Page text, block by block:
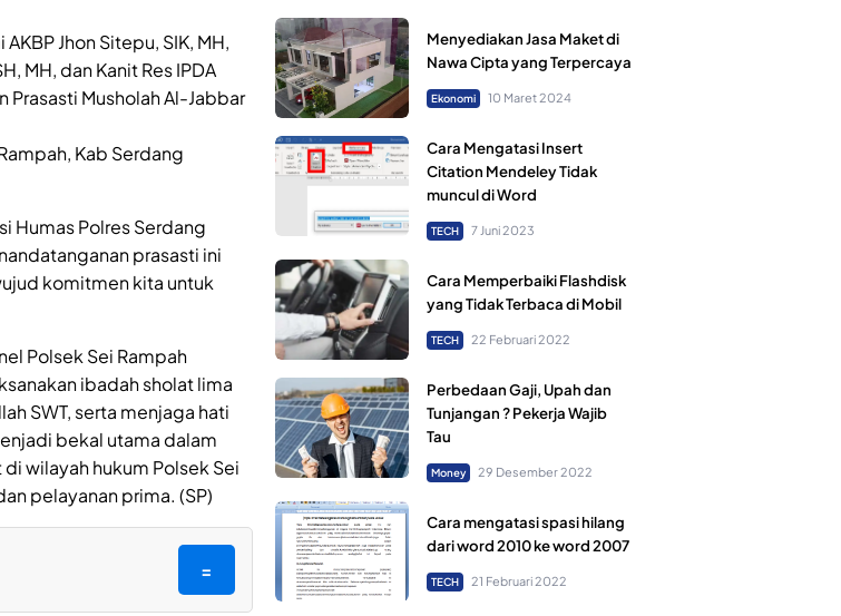
Jhon Sitepu, SIK, MH,
MH, dan Kanit Res IPDA
Prasasti Musholah Al-Jabbar
Kab Serdang
Humas Polres Serdang
prasasti ini
komitmen kita untuk
Polsek Sei Rampah
ibadah sholat lima
SWT, serta menjaga hati
bekal utama dalam
wilayah hukum Polsek Sei
pelayanan prima. (SP)
=
Menyediakan Jasa Maket di
Nawa Cipta yang Terpercaya
Ekonomi 10 Maret 2024
Cara Mengatasi Insert
Citation Mendeley Tidak
muncul di Word
TECH 7 Juni 2023
Cara Memperbaiki Flashdisk
yang Tidak Terbaca di Mobil
TECH 22 Februari 2022
Perbedaan Gaji, Upah dan
Tunjangan ? Pekerja Wajib
Tau
Money 29 Desember 2022
Cara mengatasi spasi hilang
dari word 2010 ke word 2007
TECH 21 Februari 2022